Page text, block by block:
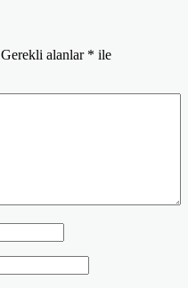
Gerekli alanlar * ile